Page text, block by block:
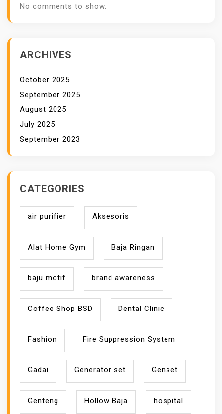
No comments to show.
ARCHIVES
October 2025
September 2025
August 2025
July 2025
September 2023
CATEGORIES
air purifier Aksesoris
Alat Home Gym Baja Ringan
baju motif brand awareness
Coffee Shop BSD Dental Clinic
Fashion Fire Suppression System
Gadai Generator set Genset
Genteng Hollow Baja hospital